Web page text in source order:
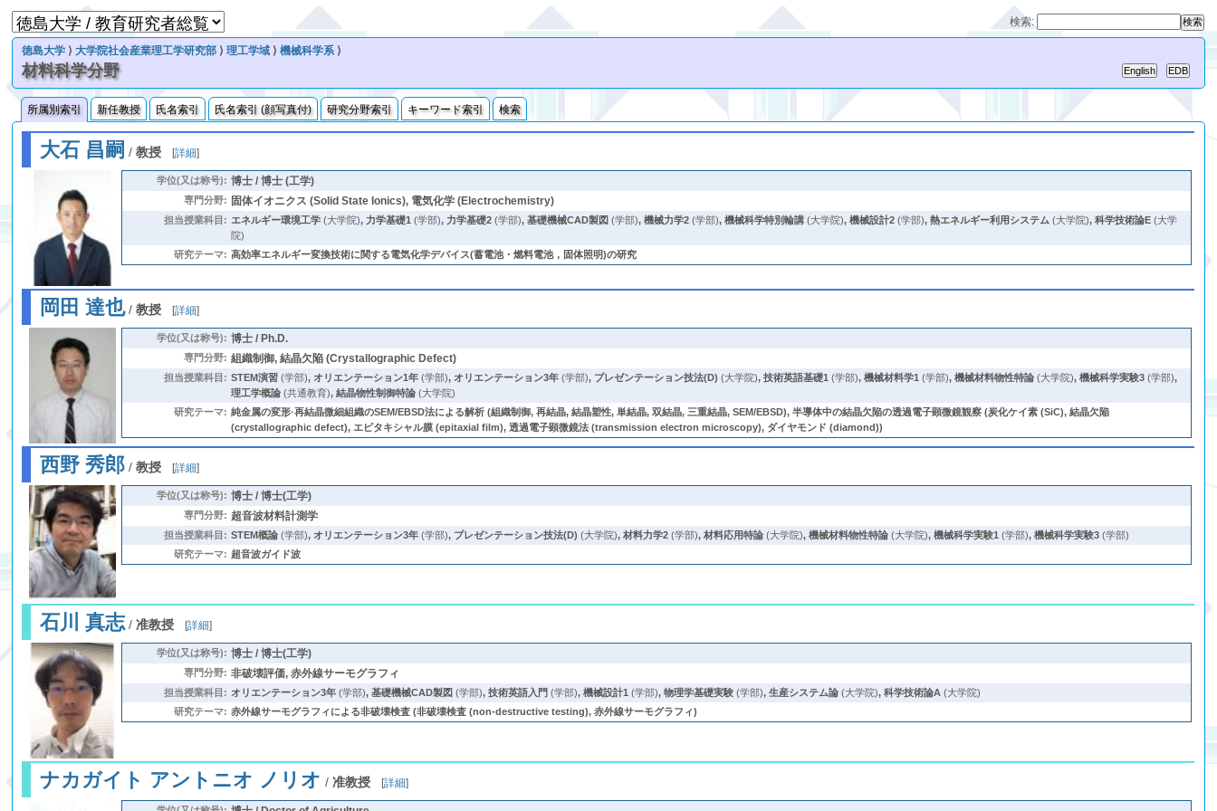
検索:
徳島大学 ⟩大学院社会産業理工学研究部 ⟩理工学域 ⟩機械科学系⟩
材料科学分野
所属別索引 新任教授 氏名索引 氏名索引 (顔写真付) 研究分野索引 キーワード索引 検索
大石 昌嗣 /教授 [詳細]
学位(又は称号): 博士 / 博士 (工学)
専門分野: 固体イオニクス (Solid State Ionics), 電気化学 (Electrochemistry)
担当授業科目: エネルギー環境工学 (大学院), 力学基礎1 (学部), 力学基礎2 (学部),基礎機械CAD製図 (学部),機械力学2 (学部),機械科学特別輪講 (大学院),機械設計2 (学部),熱エネルギー利用システム (大学院),科学技術論E (大学
院)
研究テーマ: 高効率エネルギー変換技術に関する電気化学デバイス(蓄電池・燃料電池，固体照明)の研究
岡田 達也/教授 [詳細]
学位(又は称号): 博士 / Ph.D.
専門分野: 組織制御, 結晶欠陥 (Crystallographic Defect)
担当授業科目: STEM演習 (学部), オリエンテーション1年 (学部), オリエンテーション3年 (学部), プレゼンテーション技法(D) (大学院),技術英語基礎1 (学部),機械材料学1 (学部),機械材料物性特論 (大学院),機械科学実験3 (学部),
理工学概論 (共通教育),結晶物性制御特論 (大学院)
研究テーマ: 純金属の変形·再結晶微細組織のSEM/EBSD法による解析 (組織制御, 再結晶, 結晶塑性, 単結晶, 双結晶, 三重結晶, SEM/EBSD), 半導体中の結晶欠陥の透過電子顕微鏡観察 (炭化ケイ素 (SiC), 結晶欠陥
(crystallographic defect), エピタキシャル膜 (epitaxial film), 透過電子顕微鏡法 (transmission electron microscopy), ダイヤモンド (diamond))
西野 秀郎 /教授 [詳細]
学位(又は称号): 博士 / 博士(工学)
専門分野: 超音波材料計測学
担当授業科目: STEM概論 (学部), オリエンテーション3年 (学部), プレゼンテーション技法(D) (大学院),材料力学2 (学部),材料応用特論 (大学院),機械材料物性特論 (大学院),機械科学実験1 (学部),機械科学実験3 (学部)
研究テーマ: 超音波ガイド波
石川 真志 /准教授 [詳細]
学位(又は称号): 博士 / 博士(工学)
専門分野: 非破壊評価, 赤外線サーモグラフィ
担当授業科目: オリエンテーション3年 (学部),基礎機械CAD製図 (学部),技術英語入門 (学部),機械設計1 (学部),物理学基礎実験 (学部),生産システム論 (大学院),科学技術論A (大学院)
研究テーマ: 赤外線サーモグラフィによる非破壊検査 (非破壊検査 (non-destructive testing), 赤外線サーモグラフィ)
ナカガイト アントニオ ノリオ /准教授 [詳細]